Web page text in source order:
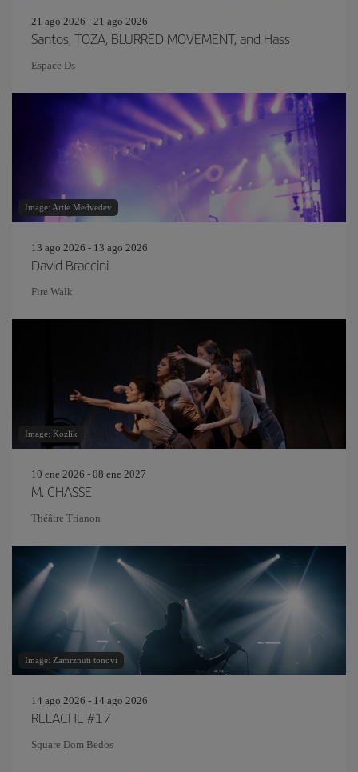
21 ago 2026 - 21 ago 2026
Santos, TOZA, BLURRED MOVEMENT, and Hass
Espace Ds
Image: Artie Medvedev
13 ago 2026 - 13 ago 2026
David Braccini
Fire Walk
Image: Kozlik
10 ene 2026 - 08 ene 2027
M. CHASSE
Théâtre Trianon
Image: Zamrznuti tonovi
14 ago 2026 - 14 ago 2026
RELACHE #17
Square Dom Bedos